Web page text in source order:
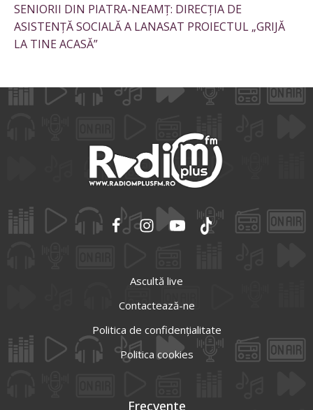
SENIORII DIN PIATRA-NEAMȚ: DIRECȚIA DE
ASISTENȚĂ SOCIALĂ A LANASAT PROIECTUL „GRIJĂ
LA TINE ACASĂ”
Ascultă live
Contactează-ne
Politica de confidențialitate
Politica cookies
Frecvente